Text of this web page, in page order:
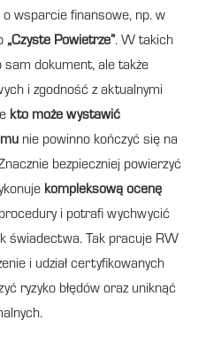
wsparcie finansowe, np. w
„Czyste Powietrze”. W takich
sam dokument, ale także
i zgodność z aktualnymi
kto może wystawić
nie powinno kończyć się na
bezpieczniej powierzyć
kompleksową ocenę
i potrafi wychwycić
świadectwa. Tak pracuje RW
i udział certyfikowanych
ryzyko błędów oraz uniknąć